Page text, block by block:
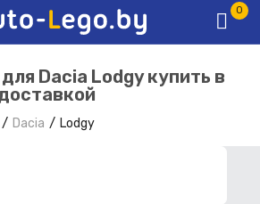
0
Dacia Lodgy купить в
Dacia Lodgy